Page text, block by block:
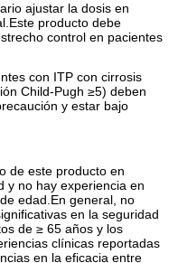
ajustar la dosis en
producto debe
control en pacientes
con ITP con cirrosis
Child-Pugh ≥5) deben
y estar bajo
de este producto en
y no hay experiencia en
edad.En general, no
en la seguridad
de ≥ 65 años y los
clínicas reportadas
en la eficacia entre